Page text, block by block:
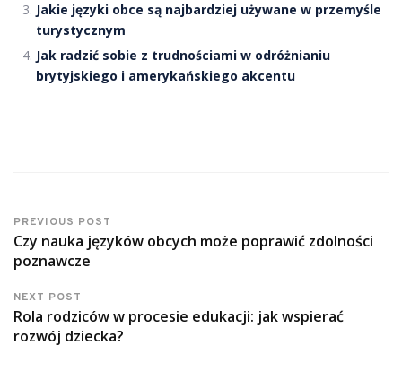
Jakie języki obce są najbardziej używane w przemyśle
turystycznym
Jak radzić sobie z trudnościami w odróżnianiu
brytyjskiego i amerykańskiego akcentu
PREVIOUS POST
Czy nauka języków obcych może poprawić zdolności
poznawcze
NEXT POST
Rola rodziców w procesie edukacji: jak wspierać
rozwój dziecka?